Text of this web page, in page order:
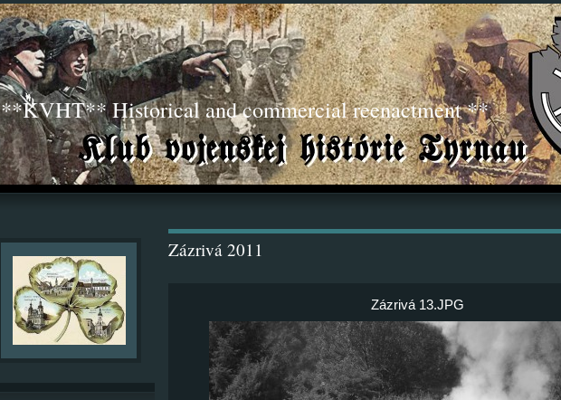
**KVHT** Historical and commercial reenactment **
Zázrivá 2011
Zázrivá 13.JPG